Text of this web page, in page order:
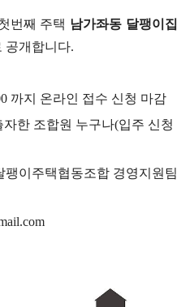
번째 주택 남가좌동 달팽이집
공개합니다.
까지 온라인 접수 신청 마감
한 조합원 누구나(입주 신청
팽이주택협동조합 경영지원팀